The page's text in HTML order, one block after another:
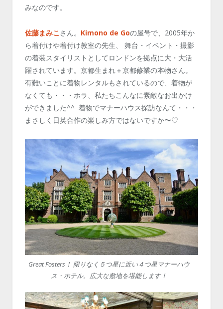
みなのです。
佐藤まみこ さん。 Kimono de Goの屋号で、2005年か
ら着付けや着付け教室の先生、 舞台・イベント・撮影
の着装スタイリストとしてロンドンを拠点に大・大活
躍されています。京都生まれ＋京都修業の本物さん。
有難いことに着物レンタルもされているので、着物が
なくても・・・ホラ、私たちこんなに素敵なお出かけ
ができました^^ 着物でマナーハウス探訪なんて・・・
まさしく日英合作の楽しみ方ではないですか〜♡
Great Fosters！ 限りなく５つ星に近い４つ星マナーハウ
ス・ホテル。広大な敷地を堪能します！